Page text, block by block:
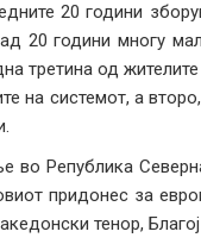
20 години
20 години многу
третина од
на системот, а
во Република
придонес за
тенор,